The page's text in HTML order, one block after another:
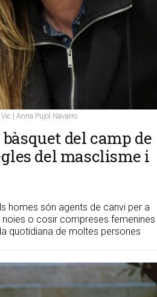
| Anna Pujol Navarro
del camp de
del masclisme i
homes són agents de canvi per a
noies o cosir compreses femenines
quotidiana de moltes persones